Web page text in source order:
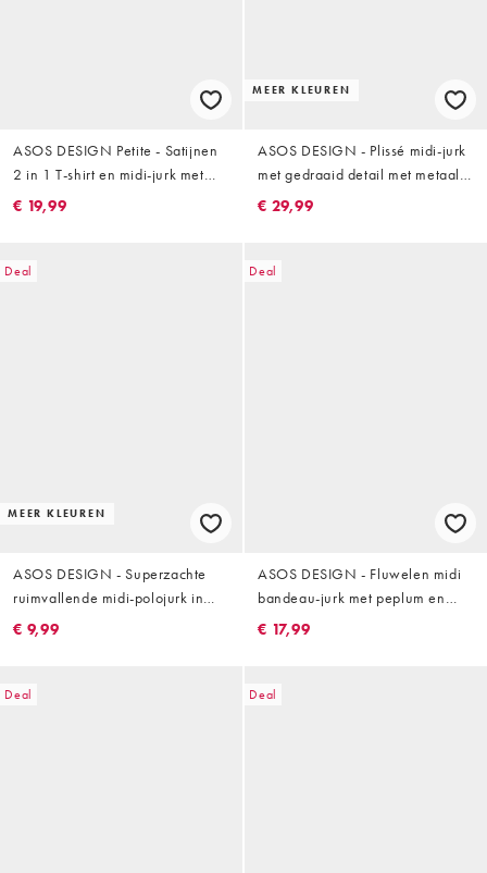
ASOS DESIGN Petite - Satijnen
2 in 1 T-shirt en midi-jurk met
camibandjes in kaki
€ 19,99
MEER KLEUREN
ASOS DESIGN - Plissé midi-jurk
met gedraaid detail met metaal
in groen
€ 29,99
Deal
MEER KLEUREN
ASOS DESIGN - Superzachte
ruimvallende midi-polojurk in
kaki
€ 9,99
Deal
ASOS DESIGN - Fluwelen midi
bandeau-jurk met peplum en
kanten rok in groen
€ 17,99
Deal Deal